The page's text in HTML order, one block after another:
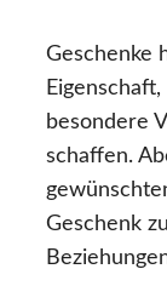
Geschenke
besondere
schaffen.
Geschenk